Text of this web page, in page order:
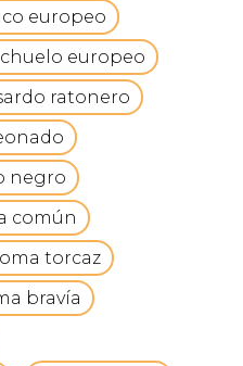
europeo
europeo
ratonero
negro
común
torcaz
bravía